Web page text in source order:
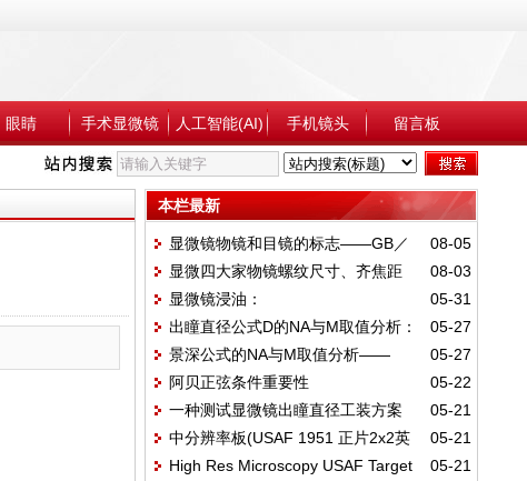
眼睛 手术显微镜 人工智能(AI) 手机镜头 留言板
本栏最新
08-05
显微镜物镜和目镜的标志——GB／
T_22056-2018
08-03
显微四大家物镜螺纹尺寸、齐焦距
离、管镜焦距对应关系汇总
05-31
显微镜浸油：
Olympus(1.518/40.8)、Leica、Cargille05-27
出瞳直径公式D的NA与M取值分析：
NA和M皆用真实值——M≤1000NA与
M>1000NA
05-27
景深公式的NA与M取值分析——
M≤1000NA：真实总倍率——M>1000NA：
1000NA代替总倍率
05-22
阿贝正弦条件重要性
05-21
一种测试显微镜出瞳直径工装方案
05-21
中分辨率板(USAF 1951 正片2x2英
寸 #38-257)——体视显微镜用——
05-21
High Res Microscopy USAF Target